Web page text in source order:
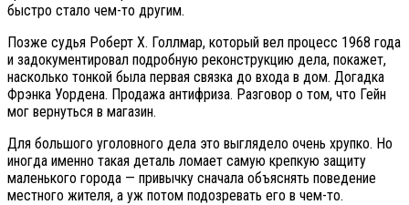
быстро стало чем-то другим.
Позже судья Роберт Х. Голлмар, который вел процесс 1968 года
и задокументировал подробную реконструкцию дела, покажет,
насколько тонкой была первая связка до входа в дом. Догадка
Фрэнка Уордена. Продажа антифриза. Разговор о том, что Гейн
мог вернуться в магазин.
Для большого уголовного дела это выглядело очень хрупко. Но
иногда именно такая деталь ломает самую крепкую защиту
маленького города — привычку сначала объяснять поведение
местного жителя, а уж потом подозревать его в чем-то.